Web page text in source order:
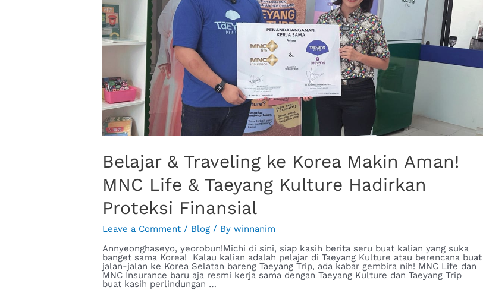
Belajar & Traveling ke Korea Makin Aman!
MNC Life & Taeyang Kulture Hadirkan
Proteksi Finansial
Leave a Comment / Blog / Bywinnanim
Annyeonghaseyo, yeorobun!Michi di sini, siap kasih berita seru buat kalian yang suka
banget sama Korea! Kalau kalian adalah pelajar di Taeyang Kulture atau berencana buat
jalan-jalan ke Korea Selatan bareng Taeyang Trip, ada kabar gembira nih! MNC Life dan
MNC Insurance baru aja resmi kerja sama dengan Taeyang Kulture dan Taeyang Trip
buat kasih perlindungan …